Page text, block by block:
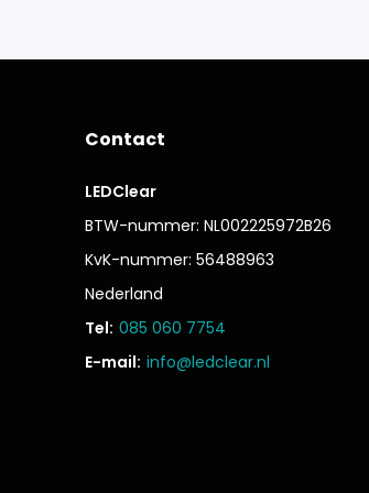
Contact
LEDClear
BTW-nummer: NL002225972B26
KvK-nummer: 56488963
Nederland
Tel: 085 060 7754
E-mail: info@ledclear.nl